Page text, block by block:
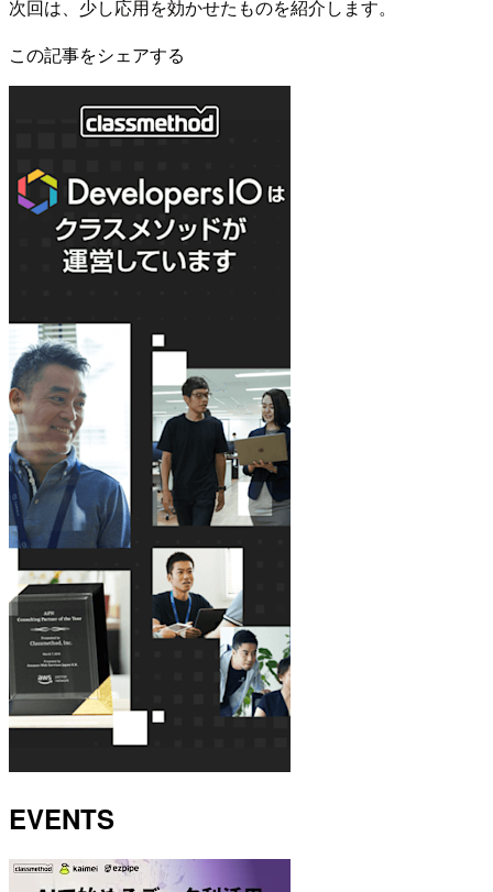
次回は、少し応用を効かせたものを紹介します。
この記事をシェアする
EVENTS